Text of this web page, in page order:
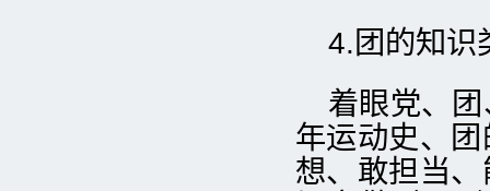
4.团的知识
着眼党、
年运动史、
想、敢担当